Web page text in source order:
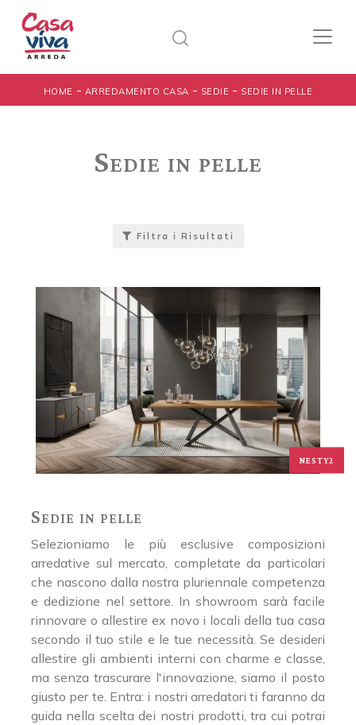
HOME - ARREDAMENTO CASA - SEDIE - SEDIE IN PELLE
Sedie in pelle
Filtra i Risultati
NESTY2
Sedie in pelle
Selezioniamo le più esclusive composizioni
arredative sul mercato, completate da particolari
che nascono dalla nostra pluriennale competenza
e dedizione nel settore. In showroom sarà facile
rinnovare o allestire ex novo i locali della tua casa
secondo il tuo stile e le tue necessità. Se desideri
allestire gli ambienti interni con charme e classe,
ma senza trascurare l'innovazione, siamo il posto
giusto per te. Entra: i nostri arredatori ti faranno da
guida nella scelta dei nostri prodotti, tra cui potrai